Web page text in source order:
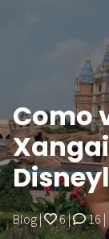
Como
Blog| 6| 16 |